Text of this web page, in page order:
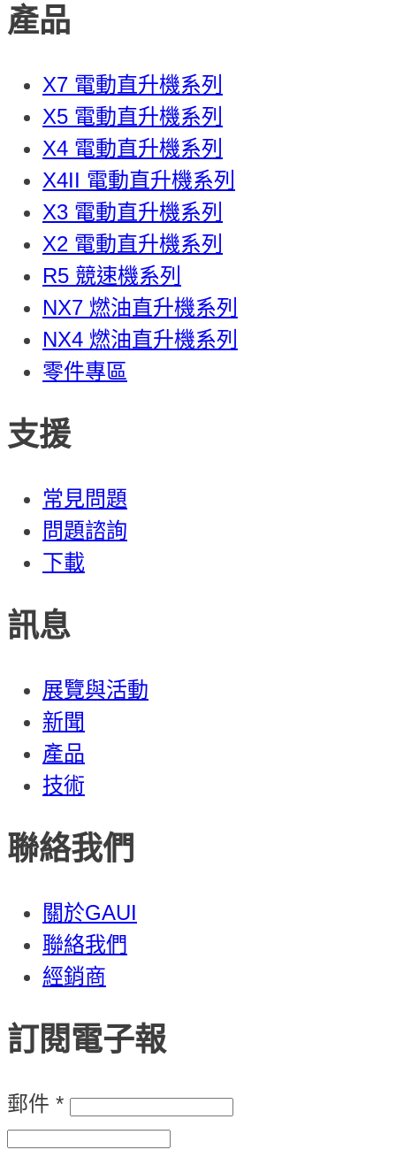
產品
X7 電動直升機系列
X5 電動直升機系列
X4 電動直升機系列
X4II 電動直升機系列
X3 電動直升機系列
X2 電動直升機系列
R5 競速機系列
NX7 燃油直升機系列
NX4 燃油直升機系列
零件專區
支援
常見問題
問題諮詢
下載
訊息
展覽與活動
新聞
產品
技術
聯絡我們
關於GAUI
聯絡我們
經銷商
訂閱電子報
郵件 *